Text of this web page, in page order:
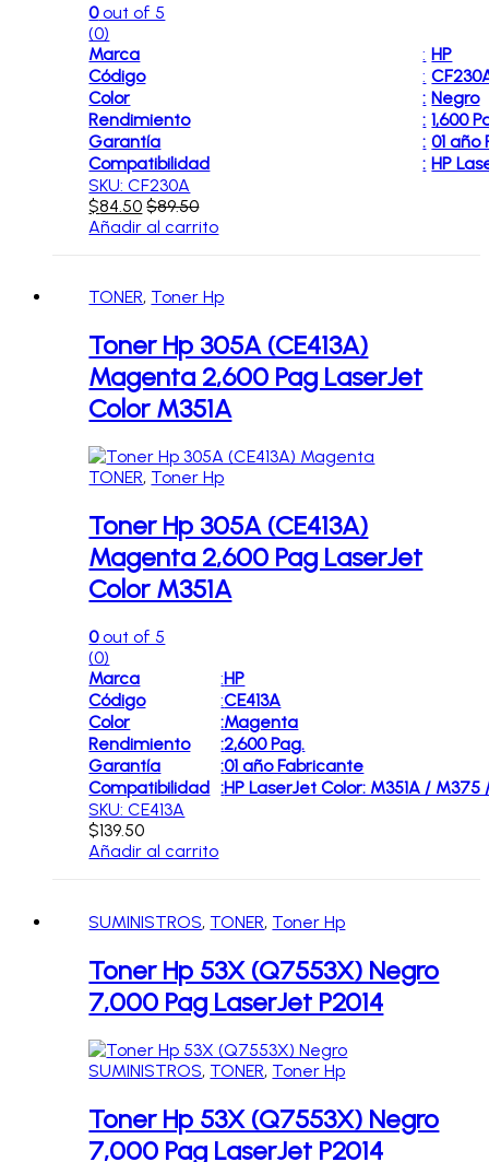
0out of 5
(0)
Marca
: HP
Código
:
Color
: Negro
Rendimiento
: 1,600
Garantía
: 01 año
Compatibilidad
: HP
SKU: CF230A
$84.50 $89.50
Añadir al carrito
TONER, Toner Hp
Toner Hp 305A (CE413A)
Magenta 2,600 Pag LaserJet
Color M351A
TONER, Toner Hp
Toner Hp 305A (CE413A)
Magenta 2,600 Pag LaserJet
Color M351A
0out of 5
(0)
Marca
:HP
Código
:CE413A
Color
:Magenta
Rendimiento
:2,600 Pag.
Garantía
:01 año Fabricante
Compatibilidad :HP LaserJet Color: M351A /
SKU: CE413A
$139.50
Añadir al carrito
SUMINISTROS, TONER, Toner Hp
Toner Hp 53X (Q7553X) Negro
7,000 Pag LaserJet P2014
SUMINISTROS, TONER, Toner Hp
Toner Hp 53X (Q7553X) Negro
7,000 Pag LaserJet P2014